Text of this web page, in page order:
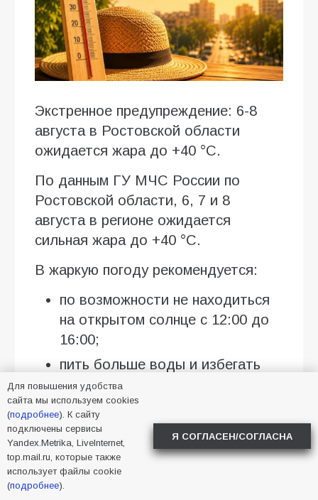
Экстренное предупреждение: 6-8
августа в Ростовской области
ожидается жара до +40 °C.
По данным ГУ МЧС России по
Ростовской области, 6, 7 и 8
августа в регионе ожидается
сильная жара до +40 °C.
В жаркую погоду рекомендуется:
по возможности не находиться
на открытом солнце с 12:00 до
16:00;
пить больше воды и избегать
обезвоживания;
носить лёгкую одежду и
головной убор;
отказаться от разведения
костров и любого
использования открытого огня;
Для повышения удобства
сайта мы используем cookies
(подробнее). К сайту
подключены сервисы
Yandex.Metrika, LiveInternet,
top.mail.ru, которые также
использует файлы cookie
(подробнее).
Я СОГЛАСЕН/СОГЛАСНА